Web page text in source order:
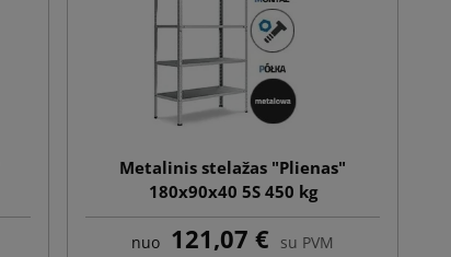
Metalinis stelažas "Plienas"
180x90x40 5S 450 kg
nuo 121,07 € su PVM